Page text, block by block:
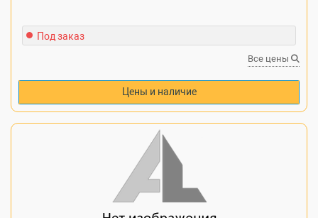
Под заказ
Все цены
Цены и наличие